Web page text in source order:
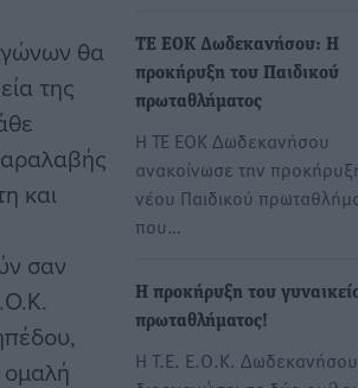
θα
της
και
σαν
ΤΕ ΕΟΚ Δωδεκανήσου: Η
προκήρυξη του Παιδικού
πρωταθλήματος
Η ΤΕ ΕΟΚ Δωδεκανήσου
ανακοίνωσε την
νέου Παιδικού
που…
Η προκήρυξη του
πρωταθλήματος!
Η Τ.Ε. Ε.Ο.Κ.